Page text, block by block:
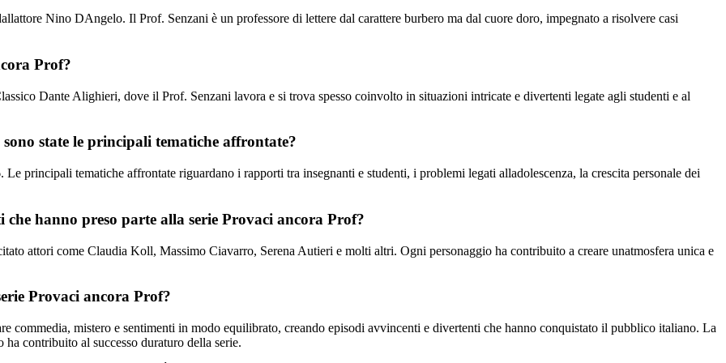
Nino DAngelo. Il Prof. Senzani è un professore di lettere dal carattere burbero ma dal cuore doro, impegnato a risolvere casi
Prof?
Dante Alighieri, dove il Prof. Senzani lavora e si trova spesso coinvolto in situazioni intricate e divertenti legate agli studenti e al
state le principali tematiche affrontate?
principali tematiche affrontate riguardano i rapporti tra insegnanti e studenti, i problemi legati alladolescenza, la crescita personale dei
hanno preso parte alla serie Provaci ancora Prof?
attori come Claudia Koll, Massimo Ciavarro, Serena Autieri e molti altri. Ogni personaggio ha contribuito a creare unatmosfera unica e
Provaci ancora Prof?
commedia, mistero e sentimenti in modo equilibrato, creando episodi avvincenti e divertenti che hanno conquistato il pubblico italiano. La
contribuito al successo duraturo della serie.